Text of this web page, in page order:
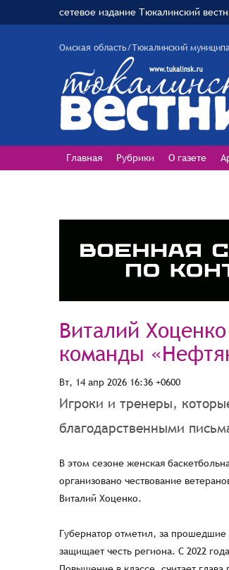
сетевое издание Тюкалинский
Омская область/Тюкалинский
Главная Рубрики О газете
Виталий
команды
Вт, 14 апр 2026 16:36 +0600
Игроки и тренеры,
благодарственными
В этом сезоне женская
организовано чествование
Виталий Хоценко.
Губернатор отметил, за
защищает честь региона. С 2022